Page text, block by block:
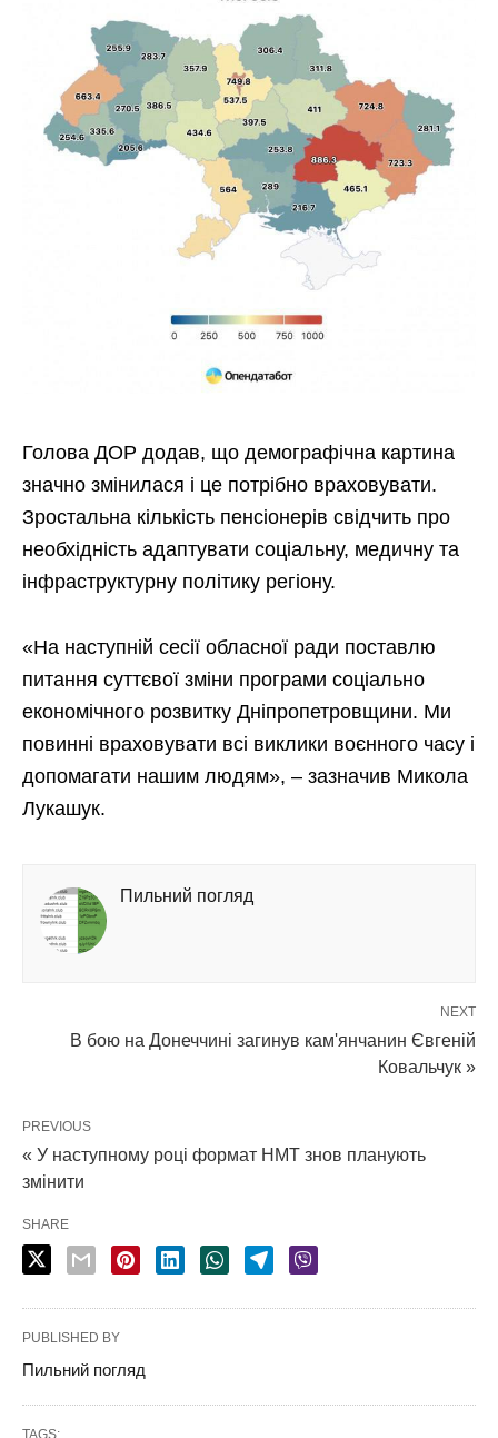
Голова ДОР додав, що демографічна картина
значно змінилася і це потрібно враховувати.
Зростальна кількість пенсіонерів свідчить про
необхідність адаптувати соціальну, медичну та
інфраструктурну політику регіону.
«На наступній сесії обласної ради поставлю
питання суттєвої зміни програми соціально
економічного розвитку Дніпропетровщини. Ми
повинні враховувати всі виклики воєнного часу і
допомагати нашим людям», – зазначив Микола
Лукашук.
Пильний погляд
NEXT
В бою на Донеччині загинув кам'янчанин Євгеній
Ковальчук »
PREVIOUS
« У наступному році формат НМТ знов планують
змінити
SHARE
PUBLISHED BY
Пильний погляд
TAGS: